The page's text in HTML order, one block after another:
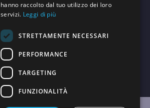
hanno raccolto dal tuo utilizzo dei loro
servizi. Leggi di più
STRETTAMENTE NECESSARI
PERFORMANCE
TARGETING
FUNZIONALITÀ